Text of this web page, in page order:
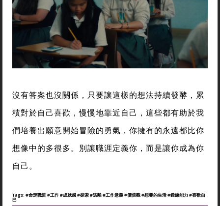
沒有答案也沒關係，只要讓這樣的想法持續發酵，累
積對於自己喜歡，慢慢地靠近自己，這些都有助於我
們培養出願意開始冒險的勇氣，你擁有的永遠都比你
想像中的多很多。別讓職涯定義你，而是讓你成為你
自己。
Tags: #命定職涯#工作#成就感#探索#逃離#工作意義#價值觀#想要的生活#鍛鍊能力 #喜歡自
己